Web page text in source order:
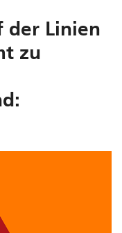
der Linien
zu